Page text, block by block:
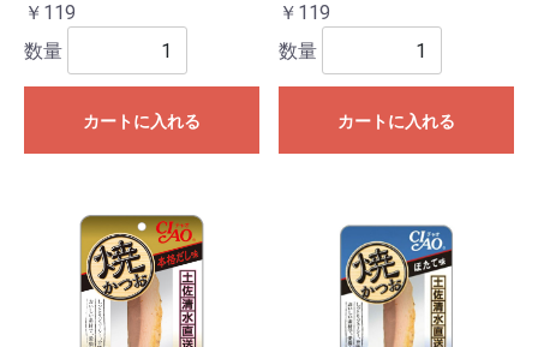
￥119
数量
カートに入れる
￥119
数量
カートに入れる